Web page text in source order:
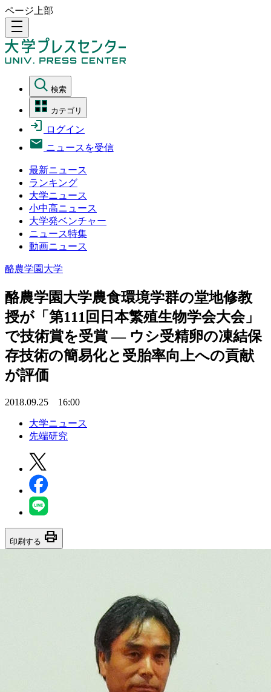
ページ上部
density_medium
検索
カテゴリ
ログイン
ニュースを受信
最新ニュース
ランキング
大学ニュース
小中高ニュース
大学発ベンチャー
ニュース特集
動画ニュース
酪農学園大学
酪農学園大学農食環境学群の堂地修教
授が「第111回日本繁殖生物学会大会」
で技術賞を受賞 — ウシ受精卵の凍結保
存技術の簡易化と受胎率向上への貢献
が評価
2018.09.25 16:00
大学ニュース
先端研究
印刷する print